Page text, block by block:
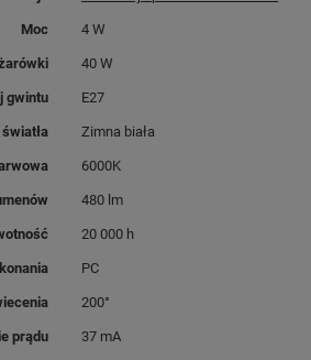
Moc 4 W
40 W
gwintu E27
Zimna biała
6000K
480 lm
20 000 h
PC
200°
prądu 37 mA